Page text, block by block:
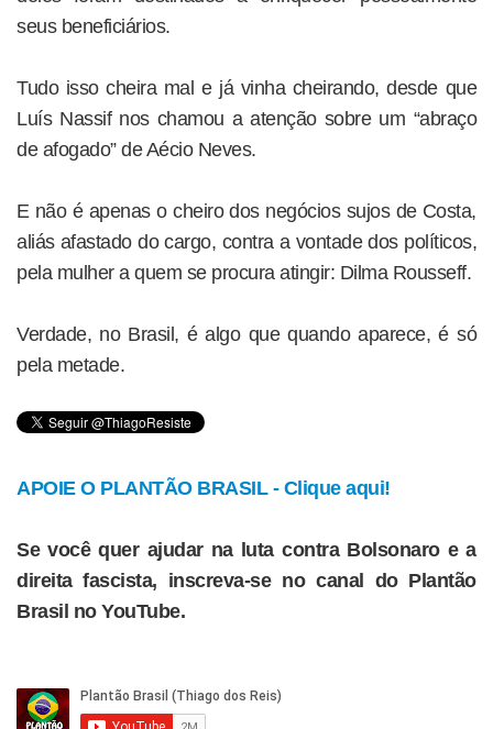
seus beneficiários.
Tudo isso cheira mal e já vinha cheirando, desde que
Luís Nassif nos chamou a atenção sobre um “abraço
de afogado” de Aécio Neves.
E não é apenas o cheiro dos negócios sujos de Costa,
aliás afastado do cargo, contra a vontade dos políticos,
pela mulher a quem se procura atingir: Dilma Rousseff.
Verdade, no Brasil, é algo que quando aparece, é só
pela metade.
APOIE O PLANTÃO BRASIL - Clique aqui!
Se você quer ajudar na luta contra Bolsonaro e a
direita fascista, inscreva-se no canal do Plantão
Brasil no YouTube.